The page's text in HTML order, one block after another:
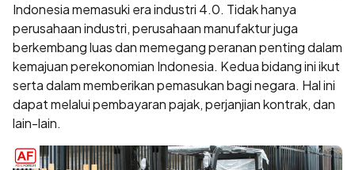
Indonesia memasuki era industri 4.0. Tidak hanya
perusahaan industri, perusahaan manufaktur juga
berkembang luas dan memegang peranan penting dalam
kemajuan perekonomian Indonesia. Kedua bidang ini ikut
serta dalam memberikan pemasukan bagi negara. Hal ini
dapat melalui pembayaran pajak, perjanjian kontrak, dan
lain-lain.